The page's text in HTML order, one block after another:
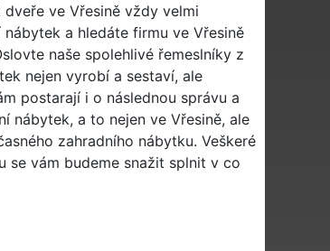
ve Vřesině vždy velmi
a hledáte firmu ve Vřesině
naše spolehlivé řemeslníky z
nejen vyrobí a sestaví, ale
postarají i o následnou správu a
nábytek, a to nejen ve Vřesině, ale
zahradního nábytku. Veškeré
se vám budeme snažit splnit v co